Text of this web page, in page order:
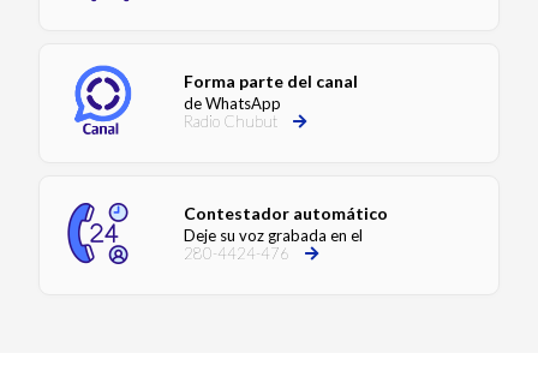
Forma parte del canal
de WhatsApp
Radio Chubut
Contestador automático
Deje su voz grabada en el
280-4424-476